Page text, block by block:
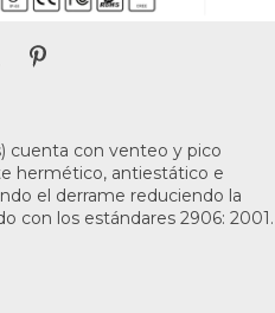
cuenta con venteo y pico
hermético, antiestático e
el derrame reduciendo la
con los estándares 2906: 2001.